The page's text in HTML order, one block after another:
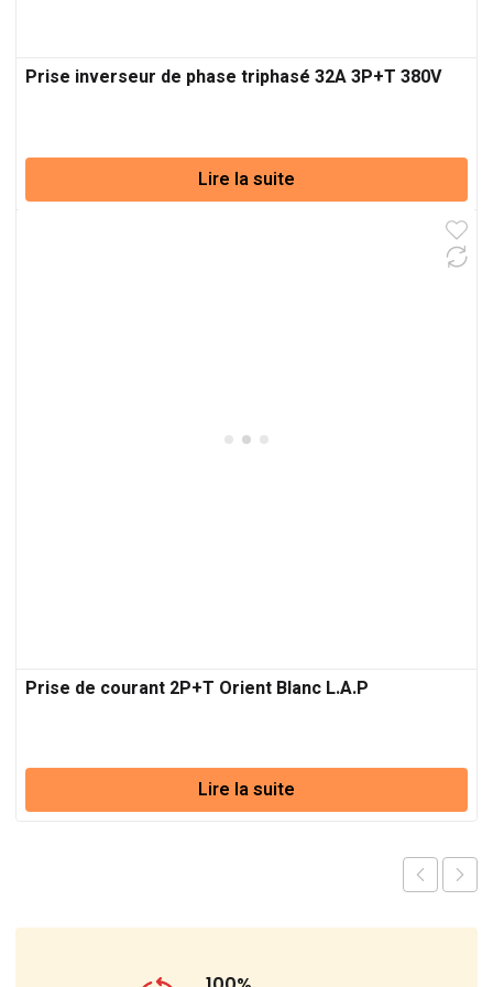
Prise inverseur de phase triphasé 32A 3P+T 380V
Lire la suite
Prise de courant 2P+T Orient Blanc L.A.P
Lire la suite